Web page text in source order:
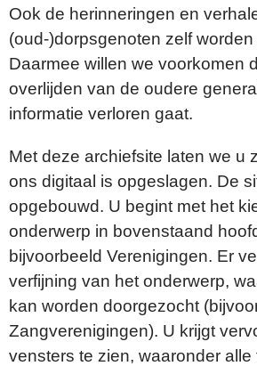
Ook de herinneringen en
(oud-)dorpsgenoten zelf
Daarmee willen we voorkomen
overlijden van de oudere
informatie verloren gaat.
Met deze archiefsite laten we u
ons digitaal is opgeslagen. De
opgebouwd. U begint met het
onderwerp in bovenstaand
bijvoorbeeld Verenigingen. Er
verfijning van het onderwerp,
kan worden doorgezocht
Zangverenigingen). U krijgt
vensters te zien, waaronder alle